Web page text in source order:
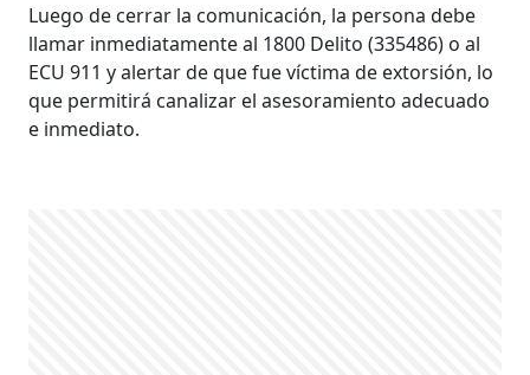
Luego de cerrar la comunicación, la persona debe
llamar inmediatamente al 1800 Delito (335486) o al
ECU 911 y alertar de que fue víctima de extorsión, lo
que permitirá canalizar el asesoramiento adecuado
e inmediato.